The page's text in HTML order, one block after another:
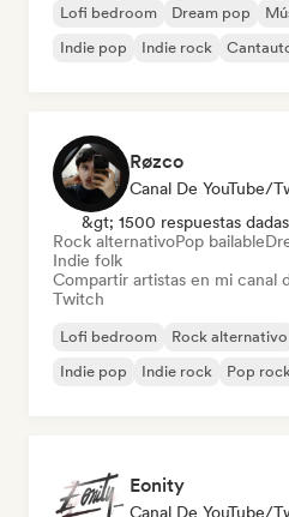
Lofi bedroom Dream pop
Indie pop
Indie rock
Røzco
Canal De YouTube/
&gt; 1500 respuestas dadas
Rock alternativoPop bailable
Indie folk
Compartir artistas en mi canal
Twitch
Lofi bedroom Rock alternativo
Indie pop
Indie rock Pop
Eonity